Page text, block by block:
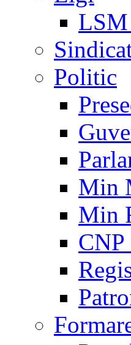
LSM
Politic
Min
Min